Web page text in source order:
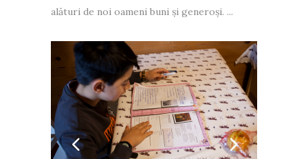
alături de noi oameni buni și generoși. ...